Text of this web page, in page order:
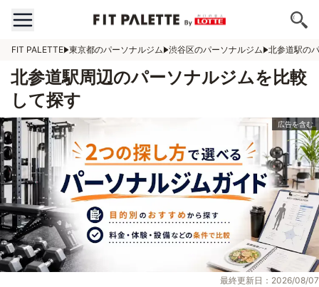
FIT PALETTE 東京都のパーソナルジム 渋谷区のパーソナルジム 北参道駅の
北参道駅周辺のパーソナルジムを比較
して探す
最終更新日：2026/08/07